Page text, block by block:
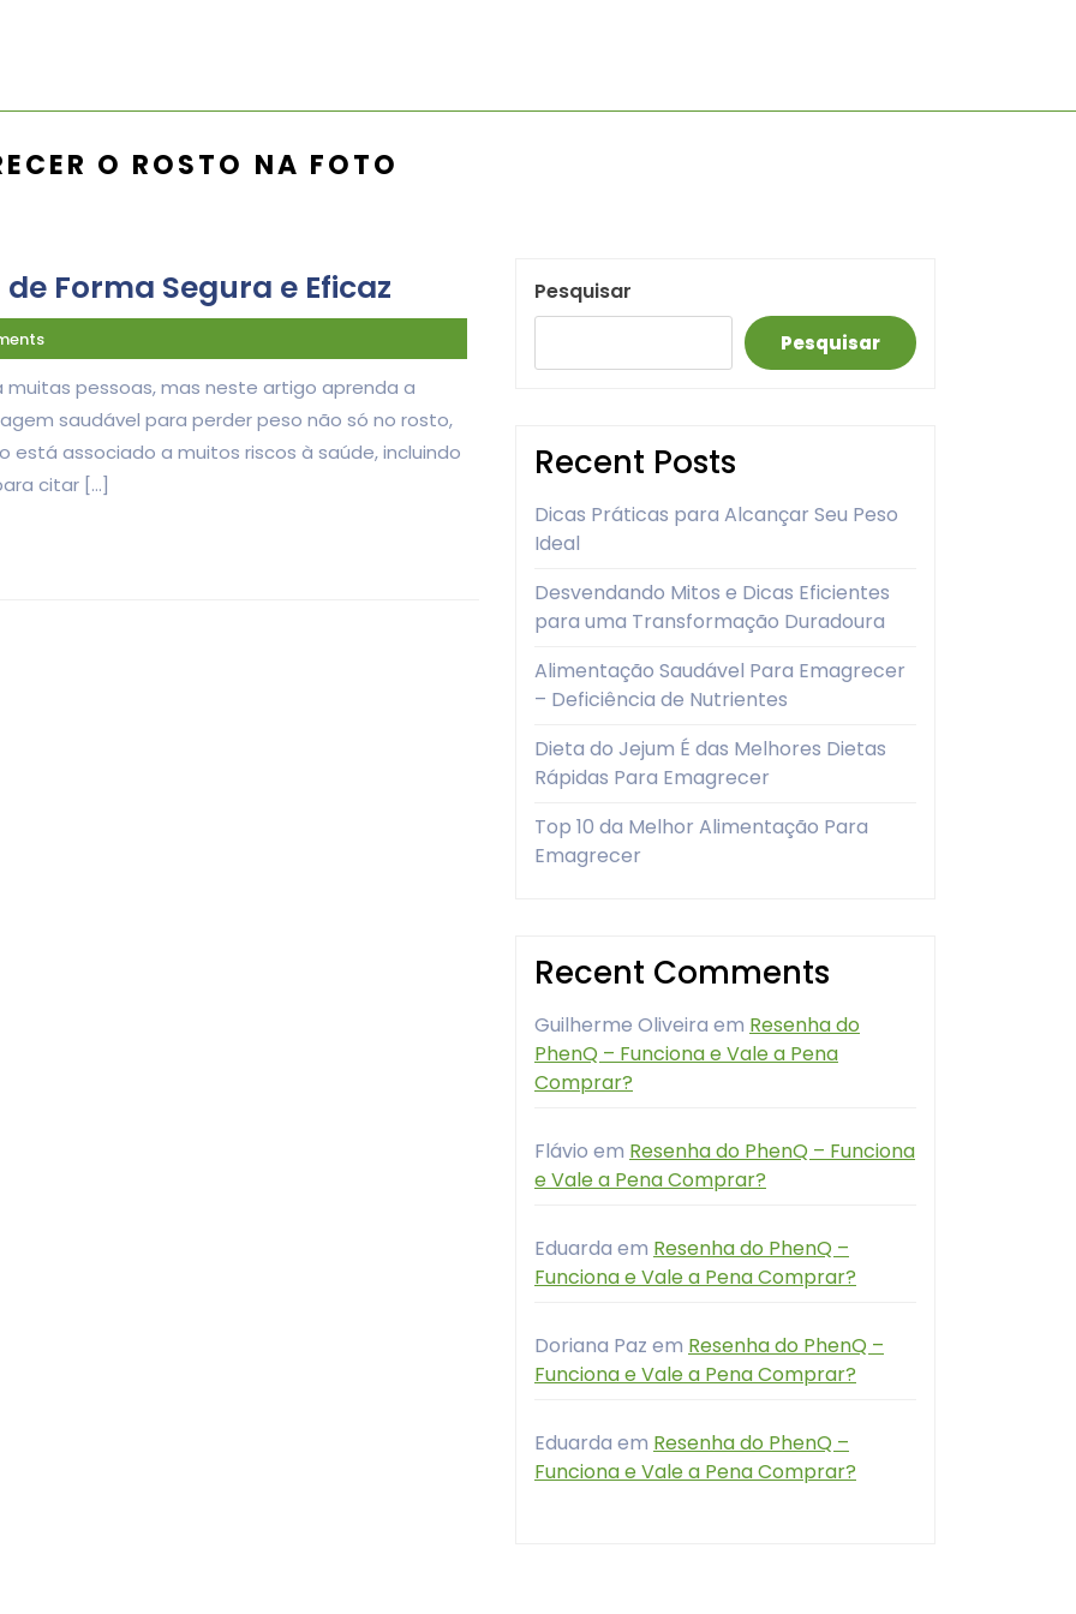
O ROSTO NA FOTO
Forma Segura e Eficaz
pessoas, mas neste artigo aprenda a
saudável para perder peso não só no rosto,
associado a muitos riscos à saúde, incluindo
citar […]
Pesquisar
Pesquisar
Recent Posts
Dicas Práticas para Alcançar Seu Peso
Ideal
Desvendando Mitos e Dicas Eficientes
para uma Transformação Duradoura
Alimentação Saudável Para Emagrecer
– Deficiência de Nutrientes
Dieta do Jejum É das Melhores Dietas
Rápidas Para Emagrecer
Top 10 da Melhor Alimentação Para
Emagrecer
Recent Comments
Guilherme Oliveira em Resenha do
PhenQ – Funciona e Vale a Pena
Comprar?
Flávio em Resenha do PhenQ – Funciona
e Vale a Pena Comprar?
Eduarda em Resenha do PhenQ –
Funciona e Vale a Pena Comprar?
Doriana Paz em Resenha do PhenQ –
Funciona e Vale a Pena Comprar?
Eduarda em Resenha do PhenQ –
Funciona e Vale a Pena Comprar?